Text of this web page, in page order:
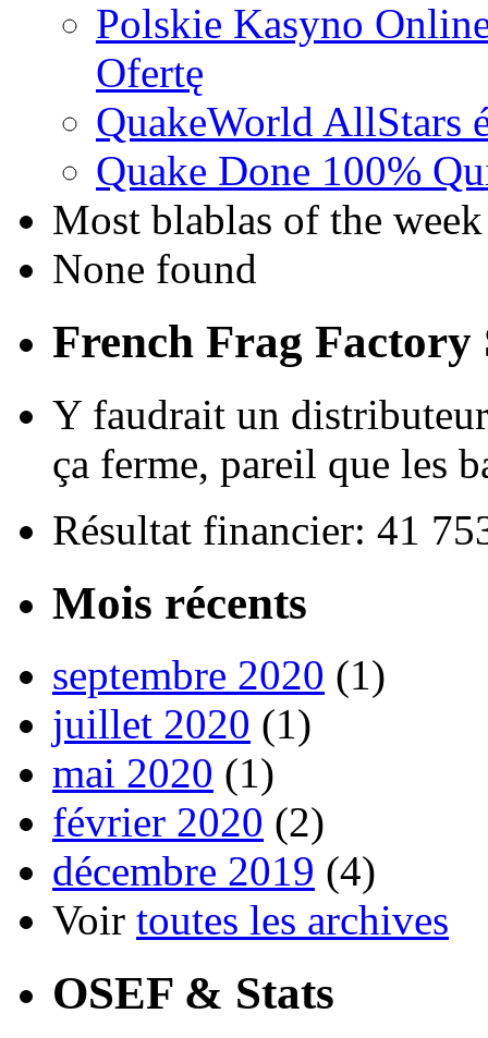
Polskie Kasyno
Ofertę
QuakeWorld AllStars
Quake Done 100%
Most blablas of the week
None found
French Frag Factory
Y faudrait un
ça ferme, pareil que les
Résultat financier: 41
Mois récents
septembre 2020 (1)
juillet 2020 (1)
mai 2020 (1)
février 2020 (2)
décembre 2019 (4)
Voir toutes les archives
OSEF & Stats